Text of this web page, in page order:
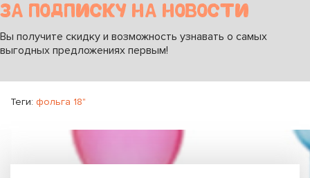
ЗА ПОДПИСКУ НА НОВОСТИ
Вы получите скидку и возможность узнавать о самых
выгодных предложениях первым!
Теги: фольга 18"